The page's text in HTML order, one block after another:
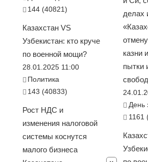
144 (40821)
Казахстан VS
Узбекистан: кто круче
по военной мощи?
28.01.2025 11:00
Политика
143 (40833)
Рост НДС и
изменения налоговой
системы коснутся
малого бизнеса
делах
казни
пытки
День
1161